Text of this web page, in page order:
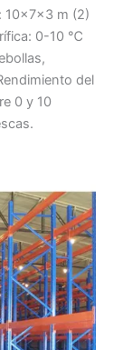
10x7x3 m (2)
0-10 ℃
del
0 y 10